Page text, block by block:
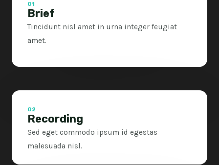
01
Brief
Tincidunt nisl amet in urna integer feugiat
amet.
02
Recording
Sed eget commodo ipsum id egestas
malesuada nisl.